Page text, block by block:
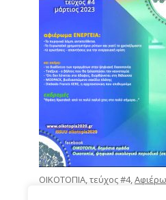
ΟΙΚΟΤΟΠΙΑ, τεύχος #4,